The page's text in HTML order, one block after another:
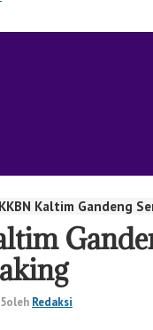
Kaltim Gandeng
oleh Redaksi